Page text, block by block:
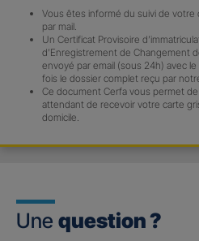
Vous êtes informé du suivi de
par mail.
Un Certificat Provisoire
d’Enregistrement de Changement
envoyé par email (sous 24h) avec
fois le dossier complet reçu par
Ce document Cerfa vous permet
attendant de recevoir votre carte
domicile.
Une question ?